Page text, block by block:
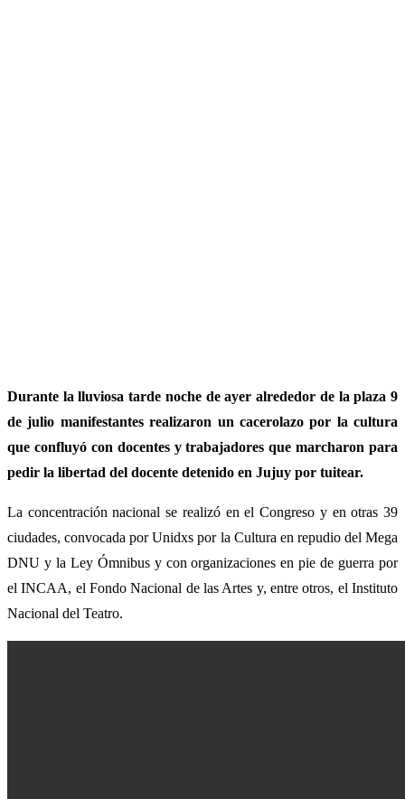
Durante la lluviosa tarde noche de ayer alrededor de la plaza 9
de julio manifestantes realizaron un cacerolazo por la cultura
que confluyó con docentes y trabajadores que marcharon para
pedir la libertad del docente detenido en Jujuy por tuitear.
La concentración nacional se realizó en el Congreso y en otras 39
ciudades, convocada por Unidxs por la Cultura en repudio del Mega
DNU y la Ley Ómnibus y con organizaciones en pie de guerra por
el INCAA, el Fondo Nacional de las Artes y, entre otros, el Instituto
Nacional del Teatro.